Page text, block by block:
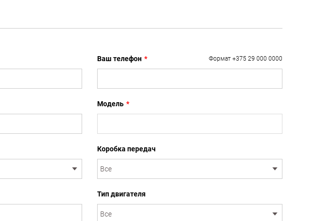
Ваш телефон * Формат +375 29 000 0000
Модель *
Коробка передач
Тип двигателя